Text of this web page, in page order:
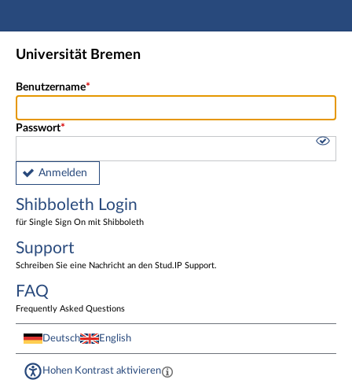
Hauptnavigation
Shibboleth Login
Universität Bremen
Benutzername
Passwort
Anmelden
Shibboleth Login
für Single Sign On mit Shibboleth
Support
Schreiben Sie eine Nachricht an den Stud.IP Support.
FAQ
Frequently Asked Questions
Deutsch English
Hohen Kontrast aktivieren